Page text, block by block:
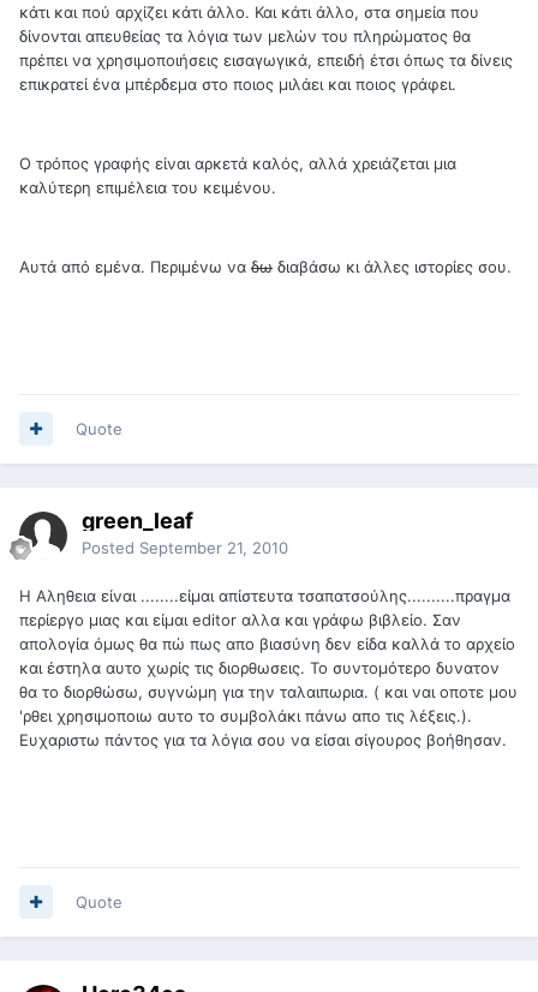
κάτι και πού αρχίζει κάτι άλλο. Και κάτι άλλο, στα σημεία που
δίνονται απευθείας τα λόγια των μελών του πληρώματος θα
πρέπει να χρησιμοποιήσεις εισαγωγικά, επειδή έτσι όπως τα δίνεις
επικρατεί ένα μπέρδεμα στο ποιος μιλάει και ποιος γράφει.
Ο τρόπος γραφής είναι αρκετά καλός, αλλά χρειάζεται μια
καλύτερη επιμέλεια του κειμένου.
Αυτά από εμένα. Περιμένω να δω διαβάσω κι άλλες ιστορίες σου.
Quote
green_leaf
Posted September 21, 2010
Η Αληθεια είναι ........είμαι απίστευτα τσαπατσούλης..........πραγμα
περίεργο μιας και είμαι editor αλλα και γράφω βιβλείο. Σαν
απολογία όμως θα πώ πως απο βιασύνη δεν είδα καλλά το αρχείο
και έστηλα αυτο χωρίς τις διορθωσεις. Το συντομότερο δυνατον
θα το διορθώσω, συγνώμη για την ταλαιπωρια. ( και ναι οποτε μου
'ρθει χρησιμοποιω αυτο το συμβολάκι πάνω απο τις λέξεις.).
Ευχαριστω πάντος για τα λόγια σου να είσαι σίγουρος βοήθησαν.
Quote